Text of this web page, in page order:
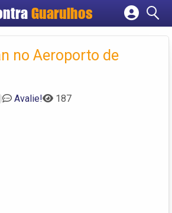
Guarulhos
Cadastrar empresa
Criar conta
no Aeroporto de
Avalie! 187